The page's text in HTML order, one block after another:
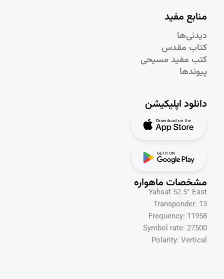
منابع مفید
دیدنی‌ها
کتاب مقدس
کتب مفید مسیحی
پیوندها
دانلود اپلیکیشن
مشخصات ماهواره
Yahsat 52.5° East
Transponder: 13
Frequency: 11958
Symbol rate: 27500
Polarity: Vertical